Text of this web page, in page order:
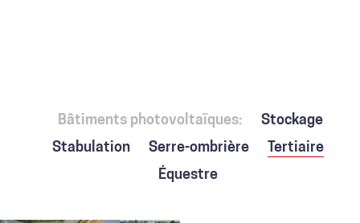
Bâtiments photovoltaïques:
Stockage
Stabulation
Serre-ombrière
Tertiaire
Équestre